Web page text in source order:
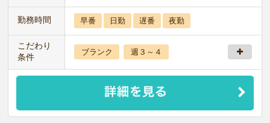
勤務時間 早番 日勤 遅番 夜勤
こだわり
条件
ブランク 週３～４